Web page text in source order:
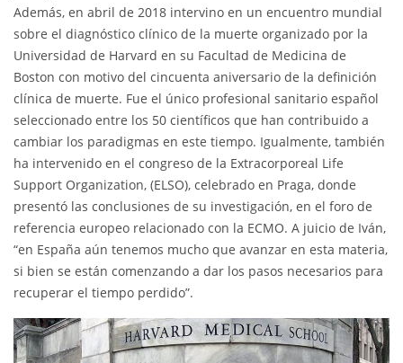
Además, en abril de 2018 intervino en un encuentro mundial
sobre el diagnóstico clínico de la muerte organizado por la
Universidad de Harvard en su Facultad de Medicina de
Boston con motivo del cincuenta aniversario de la definición
clínica de muerte. Fue el único profesional sanitario español
seleccionado entre los 50 científicos que han contribuido a
cambiar los paradigmas en este tiempo. Igualmente, también
ha intervenido en el congreso de la Extracorporeal Life
Support Organization, (ELSO), celebrado en Praga, donde
presentó las conclusiones de su investigación, en el foro de
referencia europeo relacionado con la ECMO. A juicio de Iván,
“en España aún tenemos mucho que avanzar en esta materia,
si bien se están comenzando a dar los pasos necesarios para
recuperar el tiempo perdido”.